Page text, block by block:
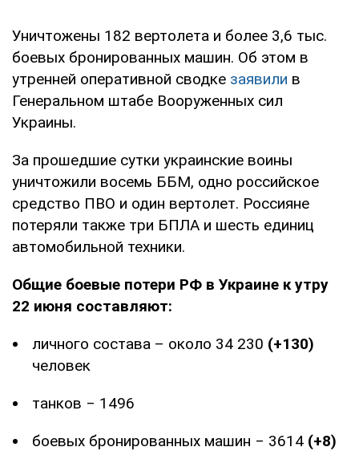
Уничтожены 182 вертолета и более 3,6 тыс.
боевых бронированных машин. Об этом в
утренней оперативной сводке заявили в
Генеральном штабе Вооруженных сил
Украины.
За прошедшие сутки украинские воины
уничтожили восемь ББМ, одно российское
средство ПВО и один вертолет. Россияне
потеряли также три БПЛА и шесть единиц
автомобильной техники.
Общие боевые потери РФ в Украине к утру
22 июня составляют:
личного состава – около 34 230 (+130)
человек
танков ‒ 1496
боевых бронированных машин ‒ 3614 (+8)